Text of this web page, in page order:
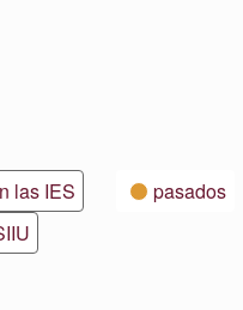
las IES
pasados